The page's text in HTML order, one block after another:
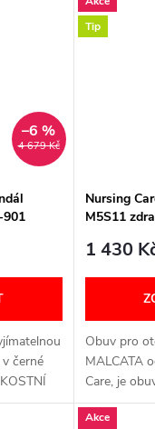
4 679 Kč
–6 %
901
černé
Tip
Nursing
M5S11
1 430
Obuv pro
MALCATA
Care, je
Vnitřek je
voděodolný.
Akce